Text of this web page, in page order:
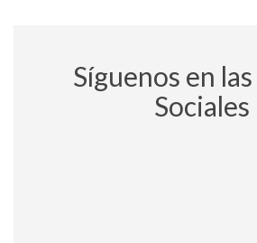
Síguenos en
Sociales